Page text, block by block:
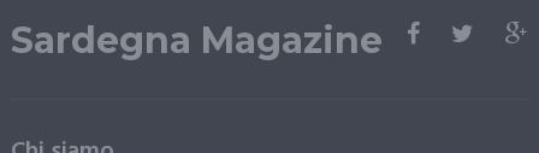
Sardegna Magazine